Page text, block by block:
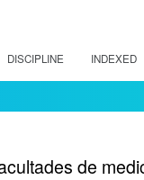
DISCIPLINE INDEXED
de